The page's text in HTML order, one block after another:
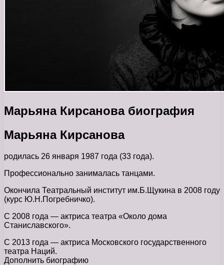
Марьяна Кирсанова биография
Марьяна Кирсанова
родилась 26 января 1987 года (33 года).
Профессионально занималась танцами.
Окончила Театральный институт им.Б.Щукина в 2008 году
(курс Ю.Н.Погребничко).
С 2008 года — актриса театра «Около дома
Станиславского».
С 2013 года — актриса Московского государственного
театра Наций.
Дополнить биографию